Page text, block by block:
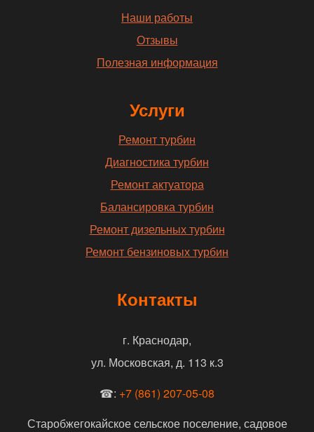
Наши работы
Отзывы
Полезная информация
Услуги
Ремонт турбин
Диагностика турбин
Ремонт актуатора
Балансировка турбин
Ремонт дизельных турбин
Ремонт бензиновых турбин
Контакты
г. Краснодар,
ул. Московская, д. 113 к.3
☎: +7 (861) 207-05-08
Старобжегокайское сельское поселение, садовое